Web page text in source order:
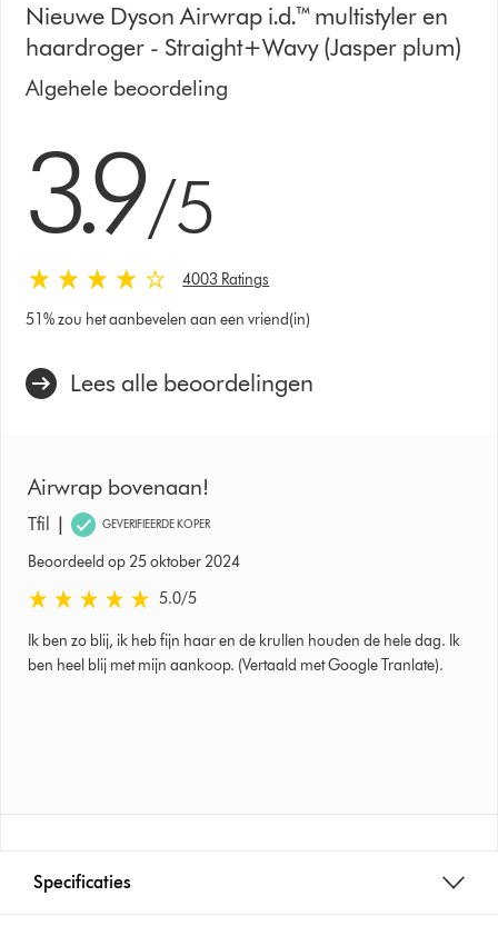
Nieuwe Dyson Airwrap i.d.™ multistyler en
haardroger - Straight+Wavy (Jasper plum)
Algehele beoordeling
3.9/5
4003 Ratings
51% zou het aanbevelen aan een vriend(in)
Lees alle beoordelingen
Airwrap bovenaan!
Tfil | GEVERIFIEERDE KOPER
Beoordeeld op 25 oktober 2024
5.0 sterren van 5 van Beoordeeld op 25 oktober 2024 Ratings
5.0/5
Ik ben zo blij, ik heb fijn haar en de krullen houden de hele dag. Ik
ben heel blij met mijn aankoop. (Vertaald met Google Tranlate).
Specificaties